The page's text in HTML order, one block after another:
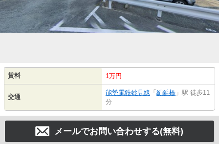
賃料 1万円
交通
能勢電鉄妙見線 「 絹延橋 」駅 徒歩11
分
メールでお問い合わせする(無料)